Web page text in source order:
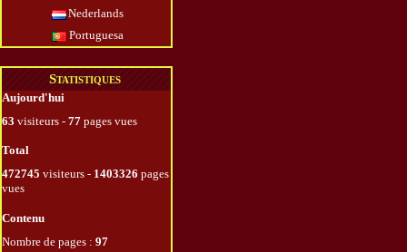
Nederlands
Portuguesa
Statistiques
Aujourd'hui
63 visiteurs - 77 pages vues
Total
472745 visiteurs - 1403326 pages
vues
Contenu
Nombre de pages : 97